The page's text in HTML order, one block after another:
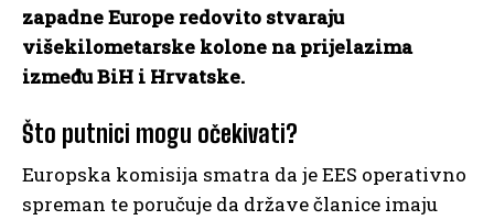
zapadne Europe redovito stvaraju
višekilometarske kolone na prijelazima
između BiH i Hrvatske.
Što putnici mogu očekivati?
Europska komisija smatra da je EES operativno
spreman te poručuje da države članice imaju